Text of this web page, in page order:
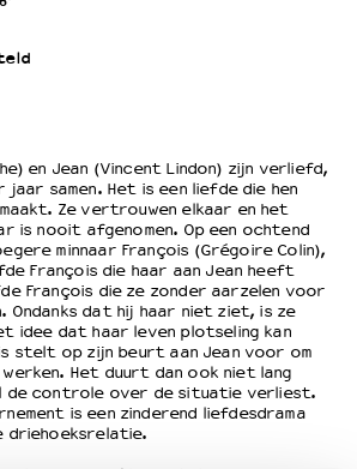
vrijheid – VNPF
en Jean (Vincent Lindon) zijn verliefd,
jaar samen. Het is een liefde die hen
Ze vertrouwen elkaar en het
is nooit afgenomen. Op een ochtend
minnaar François (Grégoire Colin),
François die haar aan Jean heeft
François die ze zonder aarzelen voor
Ondanks dat hij haar niet ziet, is ze
idee dat haar leven plotseling kan
stelt op zijn beurt aan Jean voor om
werken. Het duurt dan ook niet lang
controle over de situatie verliest.
is een zinderend liefdesdrama
driehoeksrelatie.